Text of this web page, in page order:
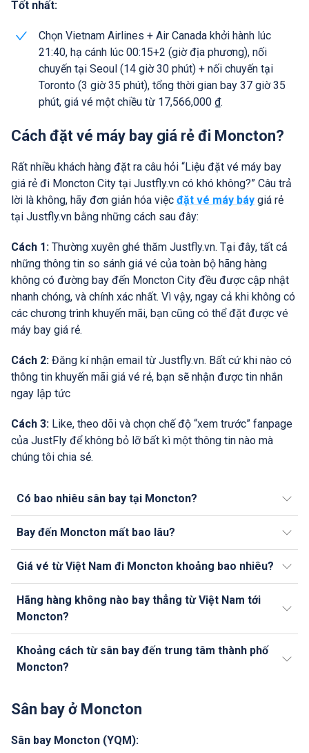
Tốt nhất:
Chọn Vietnam Airlines + Air Canada khởi hành lúc
21:40, hạ cánh lúc 00:15+2 (giờ địa phương), nối
chuyến tại Seoul (14 giờ 30 phút) + nối chuyến tại
Toronto (3 giờ 35 phút), tổng thời gian bay 37 giờ 35
phút, giá vé một chiều từ 17,566,000 ₫.
Cách đặt vé máy bay giá rẻ đi Moncton?
Rất nhiều khách hàng đặt ra câu hỏi “Liệu đặt vé máy bay
giá rẻ đi Moncton City tại Justfly.vn có khó không?” Câu trả
lời là không, hãy đơn giản hóa việc đặt vé máy báy giá rẻ
tại Justfly.vn bằng những cách sau đây:
Cách 1: Thường xuyên ghé thăm Justfly.vn. Tại đây, tất cả
những thông tin so sánh giá vé của toàn bộ hãng hàng
không có đường bay đến Moncton City đều được cập nhật
nhanh chóng, và chính xác nhất. Vì vậy, ngay cả khi không có
các chương trình khuyến mãi, bạn cũng có thể đặt được vé
máy bay giá rẻ.
Cách 2: Đăng kí nhận email từ Justfly.vn. Bất cứ khi nào có
thông tin khuyến mãi giá vé rẻ, bạn sẽ nhận được tin nhắn
ngay lập tức
Cách 3: Like, theo dõi và chọn chế độ “xem trước” fanpage
của JustFly để không bỏ lỡ bất kì một thông tin nào mà
chúng tôi chia sẻ.
Có bao nhiêu sân bay tại Moncton?
Bay đến Moncton mất bao lâu?
Giá vé từ Việt Nam đi Moncton khoảng bao nhiêu?
Hãng hàng không nào bay thẳng từ Việt Nam tới
Moncton?
Khoảng cách từ sân bay đến trung tâm thành phố
Moncton?
Sân bay ở Moncton
Sân bay Moncton (YQM):